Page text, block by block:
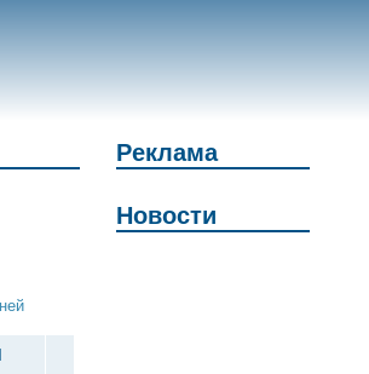
Реклама
Новости